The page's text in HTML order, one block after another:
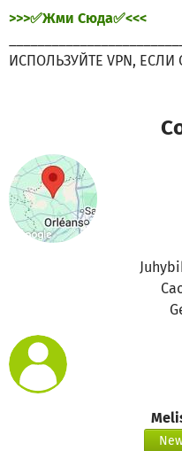
>>>✅Жми Сюда✅<<<
ИСПОЛЬЗУЙТЕ VPN,